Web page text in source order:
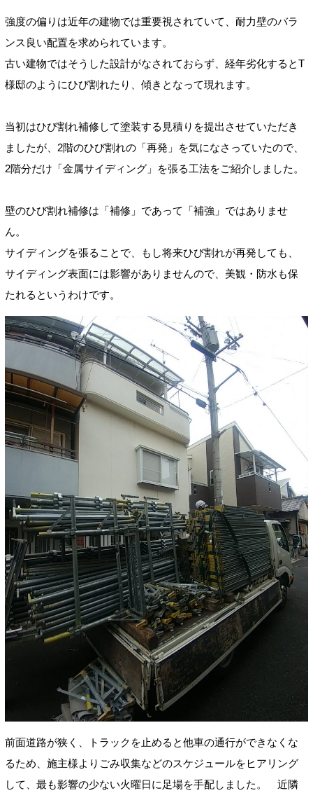
強度の偏りは近年の建物では重要視されていて、耐力壁のバラ
ンス良い配置を求められています。
古い建物ではそうした設計がなされておらず、経年劣化するとT
様邸のようにひび割れたり、傾きとなって現れます。
当初はひび割れ補修して塗装する見積りを提出させていただき
ましたが、2階のひび割れの「再発」を気になさっていたので、
2階分だけ「金属サイディング」を張る工法をご紹介しました。
壁のひび割れ補修は「補修」であって「補強」ではありませ
ん。
サイディングを張ることで、もし将来ひび割れが再発しても、
サイディング表面には影響がありませんので、美観・防水も保
たれるというわけです。
前面道路が狭く、トラックを止めると他車の通行ができなくな
るため、施主様よりごみ収集などのスケジュールをヒアリング
して、最も影響の少ない火曜日に足場を手配しました。 近隣